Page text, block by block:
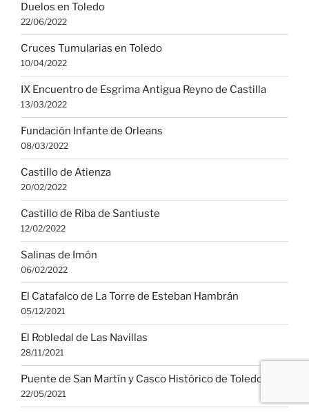
Duelos en Toledo
22/06/2022
Cruces Tumularias en Toledo
10/04/2022
IX Encuentro de Esgrima Antigua Reyno de Castilla
13/03/2022
Fundación Infante de Orleans
08/03/2022
Castillo de Atienza
20/02/2022
Castillo de Riba de Santiuste
12/02/2022
Salinas de Imón
06/02/2022
El Catafalco de La Torre de Esteban Hambrán
05/12/2021
El Robledal de Las Navillas
28/11/2021
Puente de San Martín y Casco Histórico de Toledo
22/05/2021